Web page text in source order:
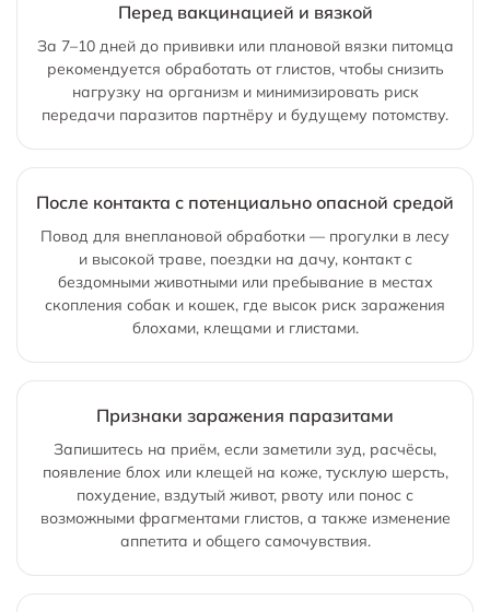
Перед вакцинацией и вязкой
За 7–10 дней до прививки или плановой вязки питомца
рекомендуется обработать от глистов, чтобы снизить
нагрузку на организм и минимизировать риск
передачи паразитов партнёру и будущему потомству.
После контакта с потенциально опасной средой
Повод для внеплановой обработки — прогулки в лесу
и высокой траве, поездки на дачу, контакт с
бездомными животными или пребывание в местах
скопления собак и кошек, где высок риск заражения
блохами, клещами и глистами.
Признаки заражения паразитами
Запишитесь на приём, если заметили зуд, расчёсы,
появление блох или клещей на коже, тусклую шерсть,
похудение, вздутый живот, рвоту или понос с
возможными фрагментами глистов, а также изменение
аппетита и общего самочувствия.